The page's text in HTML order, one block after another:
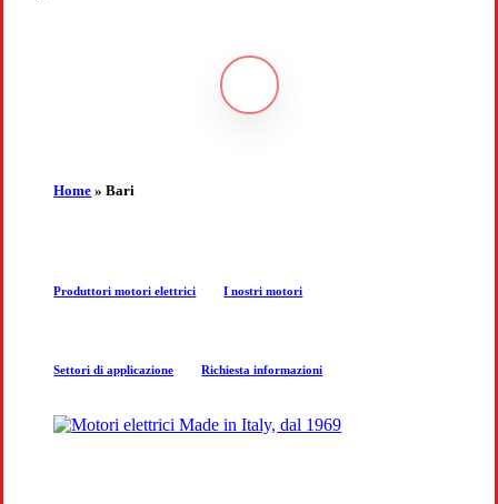
Navigate
section
Home »Bari
Produttori motori elettrici I nostri motori
Settori di applicazione Richiesta informazioni